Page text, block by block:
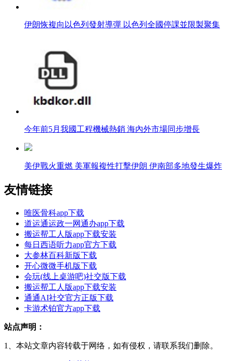
伊朗恢複向以色列發射導彈 以色列全國停課並限製聚集
今年前5月我國工程機械熱銷 海內外市場同步增長
美伊戰火重燃 美軍報複性打擊伊朗 伊南部多地發生爆炸
友情链接
唯医骨科app下载
道运通运政一网通办app下载
搬运帮工人版app下载安装
每日西语听力app官方下载
大参林百科新版下载
开心微微手机版下载
会玩(线上桌游吧)社交版下载
搬运帮工人版app下载安装
通通AI社交官方正版下载
卡游术铂官方app下载
站点声明：
1、本站文章内容转载于网络，如有侵权，请联系我们删除。